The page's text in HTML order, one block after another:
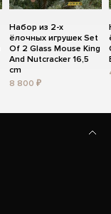
Набор из 2-х
ёлочных игрушек Set
Of 2 Glass Mouse King
And Nutcracker 16,5
cm
8 800 ₽